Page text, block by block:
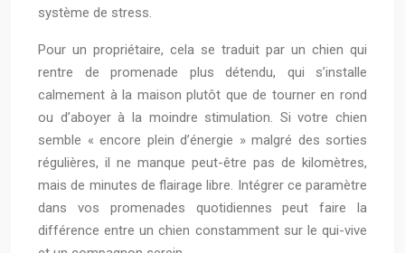
système de stress.
Pour un propriétaire, cela se traduit par un chien qui
rentre de promenade plus détendu, qui s’installe
calmement à la maison plutôt que de tourner en rond
ou d’aboyer à la moindre stimulation. Si votre chien
semble « encore plein d’énergie » malgré des sorties
régulières, il ne manque peut-être pas de kilomètres,
mais de minutes de flairage libre. Intégrer ce paramètre
dans vos promenades quotidiennes peut faire la
différence entre un chien constamment sur le qui-vive